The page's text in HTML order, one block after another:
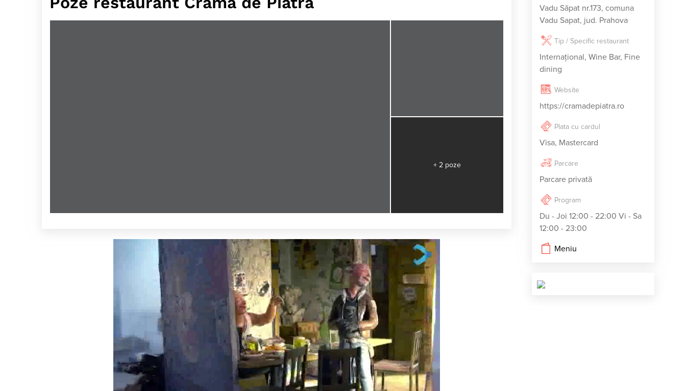
+ 2 poze
Vadu Săpat nr.173, comuna
Vadu Sapat, jud. Prahova
Tip / Specific restaurant
Internațional, Wine Bar, Fine
dining
Website
https://cramadepiatra.ro
Plata cu cardul
Visa, Mastercard
Parcare
Parcare privată
Program
Du - Joi 12:00 - 22:00 Vi - Sa
12:00 - 23:00
Meniu